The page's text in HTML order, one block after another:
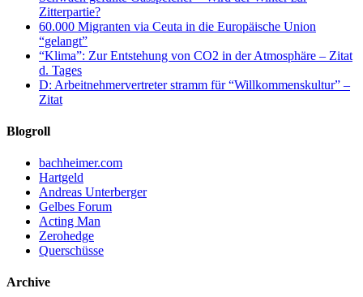
Zitterpartie?
60.000 Migranten via Ceuta in die Europäische Union
“gelangt”
“Klima”: Zur Entstehung von CO2 in der Atmosphäre – Zitat
d. Tages
D: Arbeitnehmervertreter stramm für “Willkommenskultur” –
Zitat
Blogroll
bachheimer.com
Hartgeld
Andreas Unterberger
Gelbes Forum
Acting Man
Zerohedge
Querschüsse
Archive